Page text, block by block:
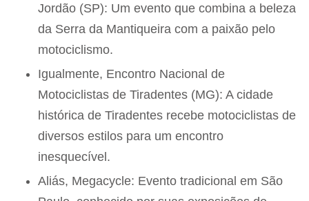
Jordão (SP): Um evento que combina a beleza
da Serra da Mantiqueira com a paixão pelo
motociclismo.
Igualmente, Encontro Nacional de
Motociclistas de Tiradentes (MG): A cidade
histórica de Tiradentes recebe motociclistas de
diversos estilos para um encontro
inesquecível.
Aliás, Megacycle: Evento tradicional em São